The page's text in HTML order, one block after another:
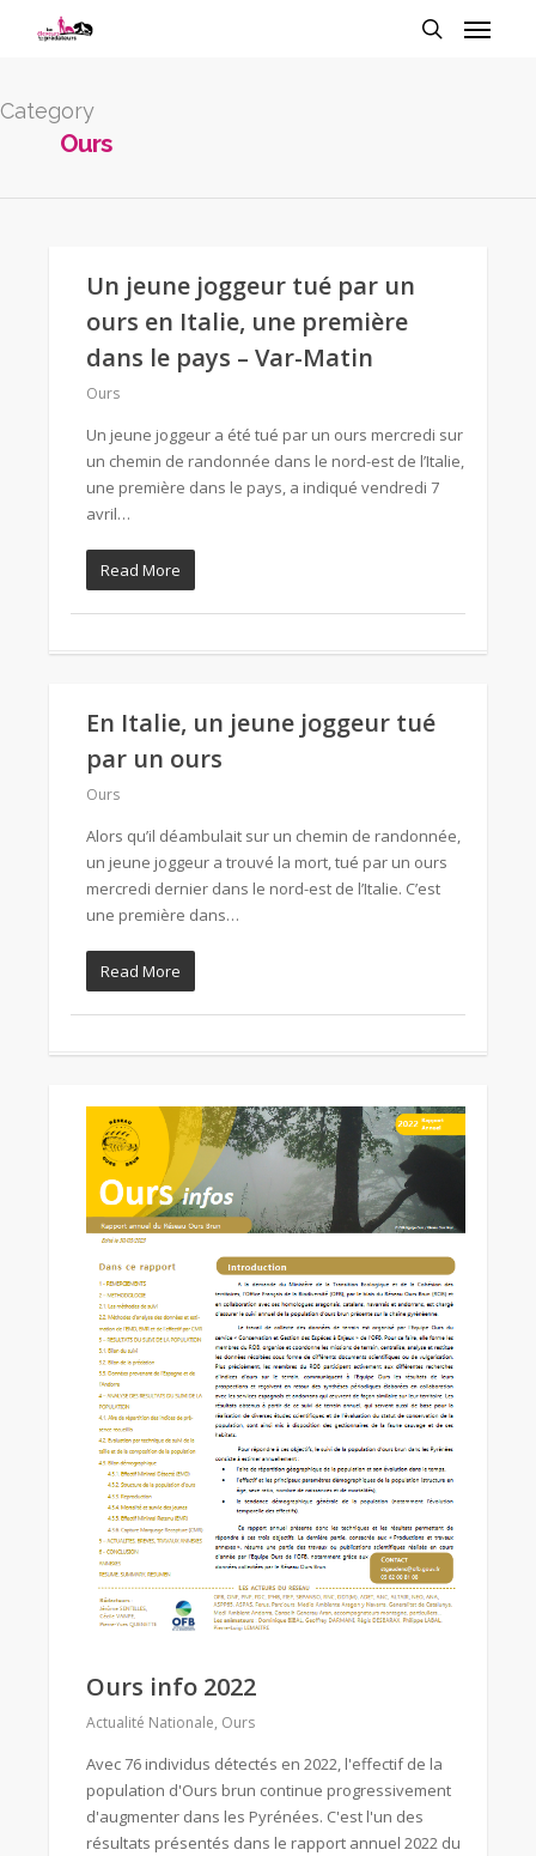
Category
Ours
Un jeune joggeur tué par un
ours en Italie, une première
dans le pays – Var-Matin
Ours
Un jeune joggeur a été tué par un ours mercredi sur
un chemin de randonnée dans le nord-est de l’Italie,
une première dans le pays, a indiqué vendredi 7
avril…
Read More
En Italie, un jeune joggeur tué
par un ours
Ours
Alors qu’il déambulait sur un chemin de randonnée,
un jeune joggeur a trouvé la mort, tué par un ours
mercredi dernier dans le nord-est de l’Italie. C’est
une première dans…
Read More
Ours info 2022
Actualité Nationale, Ours
Avec 76 individus détectés en 2022, l'effectif de la
population d'Ours brun continue progressivement
d'augmenter dans les Pyrénées. C'est l'un des
résultats présentés dans le rapport annuel 2022 du